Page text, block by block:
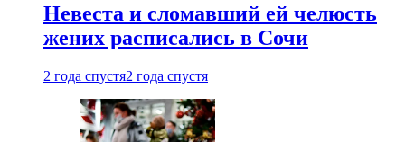
Невеста и сломавший ей челюсть
жених расписались в Сочи
2 года спустя2 года спустя